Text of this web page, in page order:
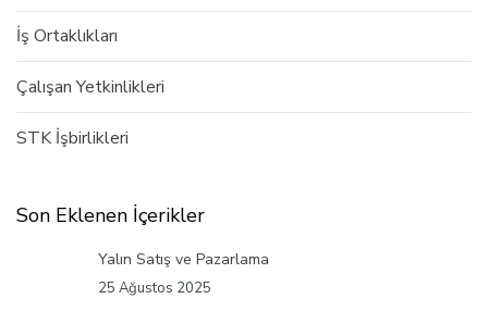
İş Ortaklıkları
Çalışan Yetkinlikleri
STK İşbirlikleri
Son Eklenen İçerikler
Yalın Satış ve Pazarlama
25 Ağustos 2025